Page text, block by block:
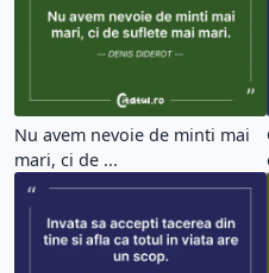
Nu avem nevoie de minti mai
mari, ci de ...